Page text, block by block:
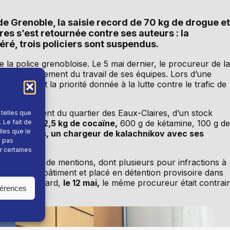
que
Le fait de
que le
pas
certaines
Grenoble, la saisie record de 70 kg de drogue et
s’est retournée contre ses auteurs : la
trois policiers sont suspendus.
la police grenobloise. Le 5 mai dernier, le procureur de la
publiquement du travail de ses équipes. Lors d’une
illustrant la priorité donnée à la lutte contre le trafic de
du quartier des Eaux-Claires, d’un stock
d’herbe, 2,5 kg de cocaïne, 600 g de kétamine, 100 g de
balles, un chargeur de kalachnikov avec ses
vingtaine de mentions, dont plusieurs pour infractions à
le bâtiment et placé en détention provisoire dans
plus tard, le 12 mai, le même procureur était